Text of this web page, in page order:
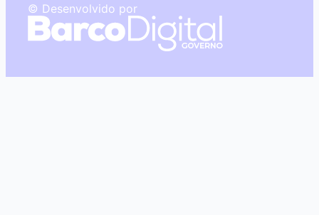
© Desenvolvido por